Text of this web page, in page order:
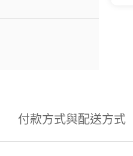
付款方式與配送方式